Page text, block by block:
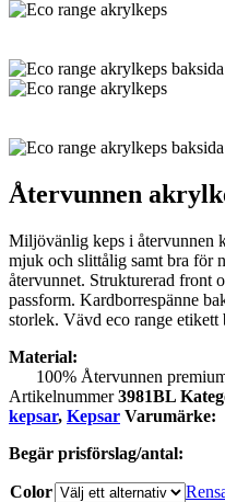
Återvunnen
Miljövänlig keps i återvunnen
mjuk och slittålig samt bra för
återvunnet. Strukturerad front
passform. Kardborrespänne
storlek. Vävd eco range etikett
Material:
100% Återvunnen
Artikelnummer3981BL
kepsar, Kepsar Varumärke:
Begär prisförslag/antal:
Color